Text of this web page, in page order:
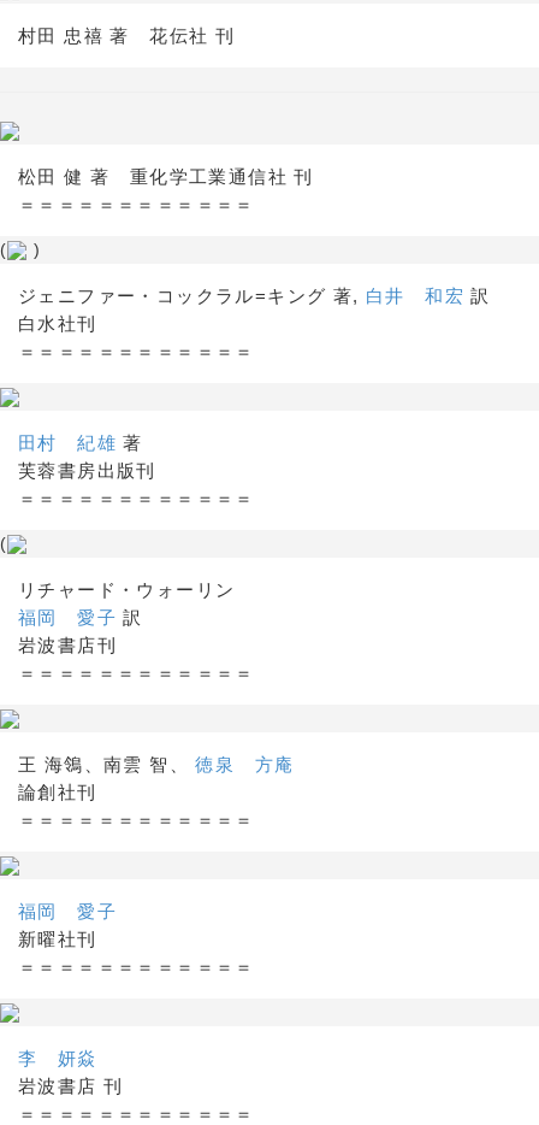
村田 忠禧 著 花伝社 刊
松田 健 著 重化学工業通信社 刊
＝＝＝＝＝＝＝＝＝＝＝＝
( )
ジェニファー・コックラル=キング 著, 白井 和宏 訳
白水社刊
＝＝＝＝＝＝＝＝＝＝＝＝
田村 紀雄 著
芙蓉書房出版刊
＝＝＝＝＝＝＝＝＝＝＝＝
(
リチャード・ウォーリン
福岡 愛子 訳
岩波書店刊
＝＝＝＝＝＝＝＝＝＝＝＝
王 海鴒、南雲 智、徳泉 方庵
論創社刊
＝＝＝＝＝＝＝＝＝＝＝＝
福岡 愛子
新曜社刊
＝＝＝＝＝＝＝＝＝＝＝＝
李 妍焱
岩波書店 刊
＝＝＝＝＝＝＝＝＝＝＝＝